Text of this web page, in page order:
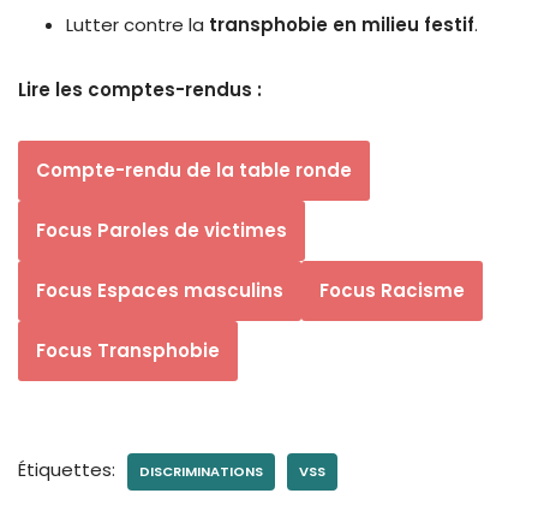
Lutter contre la transphobie en milieu festif.
Lire les comptes-rendus :
Compte-rendu de la table ronde
Focus Paroles de victimes
Focus Espaces masculins Focus Racisme
Focus Transphobie
Étiquettes: DISCRIMINATIONS VSS